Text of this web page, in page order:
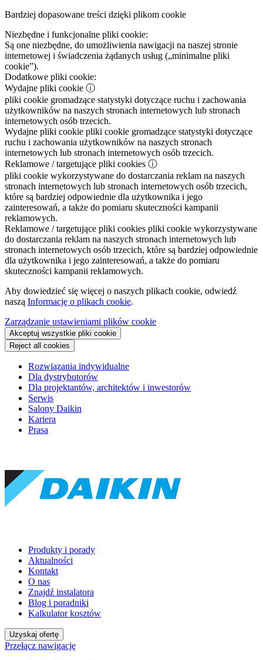
Bardziej dopasowane treści dzięki plikom cookie
Niezbędne i funkcjonalne pliki cookie:
Są one niezbędne, do umożliwienia nawigacji na naszej stronie
internetowej i świadczenia żądanych usług („minimalne pliki
cookie”).
Dodatkowe pliki cookie:
Wydajne pliki cookie ⓘ
pliki cookie gromadzące statystyki dotyczące ruchu i zachowania
użytkowników na naszych stronach internetowych lub stronach
internetowych osób trzecich.
Wydajne pliki cookie pliki cookie gromadzące statystyki dotyczące
ruchu i zachowania użytkowników na naszych stronach
internetowych lub stronach internetowych osób trzecich.
Reklamowe / targetujące pliki cookies ⓘ
pliki cookie wykorzystywane do dostarczania reklam na naszych
stronach internetowych lub stronach internetowych osób trzecich,
które są bardziej odpowiednie dla użytkownika i jego
zainteresowań, a także do pomiaru skuteczności kampanii
reklamowych.
Reklamowe / targetujące pliki cookies pliki cookie wykorzystywane
do dostarczania reklam na naszych stronach internetowych lub
stronach internetowych osób trzecich, które są bardziej odpowiednie
dla użytkownika i jego zainteresowań, a także do pomiaru
skuteczności kampanii reklamowych.
Aby dowiedzieć się więcej o naszych plikach cookie, odwiedź
naszą Informację o plikach cookie.
Zarządzanie ustawieniami plików cookie
Akceptuj wszystkie pliki cookie
Reject all cookies
Rozwiązania indywidualne
Dla dystrybutorów
Dla projektantów, architektów i inwestorów
Serwis
Salony Daikin
Kariera
Prasa
Produkty i porady
Aktualności
Kontakt
O nas
Znajdź instalatora
Blog i poradniki
Kalkulator kosztów
Uzyskaj ofertę
Przełącz nawigację